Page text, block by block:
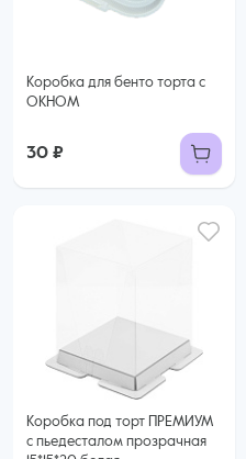
Коробка для бенто торта с
ОКНОМ
30 ₽
Коробка под торт ПРЕМИУМ
с пьедесталом прозрачная